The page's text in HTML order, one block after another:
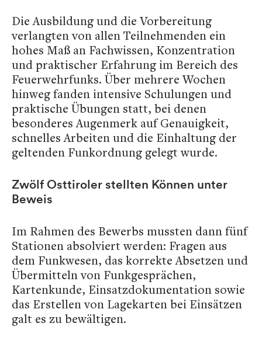
Die Ausbildung und die Vorbereitung
verlangten von allen Teilnehmenden ein
hohes Maß an Fachwissen, Konzentration
und praktischer Erfahrung im Bereich des
Feuerwehrfunks. Über mehrere Wochen
hinweg fanden intensive Schulungen und
praktische Übungen statt, bei denen
besonderes Augenmerk auf Genauigkeit,
schnelles Arbeiten und die Einhaltung der
geltenden Funkordnung gelegt wurde.
Zwölf Osttiroler stellten Können unter
Beweis
Im Rahmen des Bewerbs mussten dann fünf
Stationen absolviert werden: Fragen aus
dem Funkwesen, das korrekte Absetzen und
Übermitteln von Funkgesprächen,
Kartenkunde, Einsatzdokumentation sowie
das Erstellen von Lagekarten bei Einsätzen
galt es zu bewältigen.